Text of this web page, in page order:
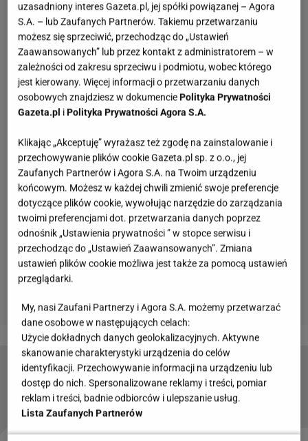
"Hotel Paradise". Marietta kibicuje Chrisowi na
nowej drodze. "Będzie dobrym ojcem"
uzasadniony interes Gazeta.pl, jej spółki powiązanej – Agora
S.A. – lub Zaufanych Partnerów. Takiemu przetwarzaniu
możesz się sprzeciwić, przechodząc do „Ustawień
Zaawansowanych” lub przez kontakt z administratorem – w
zależności od zakresu sprzeciwu i podmiotu, wobec którego
jest kierowany. Więcej informacji o przetwarzaniu danych
osobowych znajdziesz w dokumencie Polityka Prywatności
Gazeta.pl i Polityka Prywatności Agora S.A.
Klikając „Akceptuję” wyrażasz też zgodę na zainstalowanie i
przechowywanie plików cookie Gazeta.pl sp. z o.o., jej
Zaufanych Partnerów i Agora S.A. na Twoim urządzeniu
końcowym. Możesz w każdej chwili zmienić swoje preferencje
dotyczące plików cookie, wywołując narzędzie do zarządzania
twoimi preferencjami dot. przetwarzania danych poprzez
odnośnik „Ustawienia prywatności ” w stopce serwisu i
przechodząc do „Ustawień Zaawansowanych”. Zmiana
ustawień plików cookie możliwa jest także za pomocą ustawień
przeglądarki.
My, nasi Zaufani Partnerzy i Agora S.A. możemy przetwarzać
dane osobowe w następujących celach:
Użycie dokładnych danych geolokalizacyjnych. Aktywne
skanowanie charakterystyki urządzenia do celów
identyfikacji. Przechowywanie informacji na urządzeniu lub
dostęp do nich. Spersonalizowane reklamy i treści, pomiar
reklam i treści, badnie odbiorców i ulepszanie usług.
Lista Zaufanych Partnerów